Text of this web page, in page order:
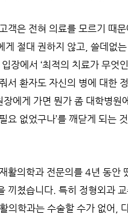
객은 전혀 의료를 모르기 때
게 절대 권하지 않고, 쓸데없
장에서 ‘최적의 치료가 무엇
서 환자도 자신의 병에 대한
장에게 가면 뭔가 좀 대학병원
요 없었구나’를 깨닫게 되는
활의학과 전문의를 4년 동안
끼쳤습니다. 특히 정형외과
의학과는 수술할 수가 없어,